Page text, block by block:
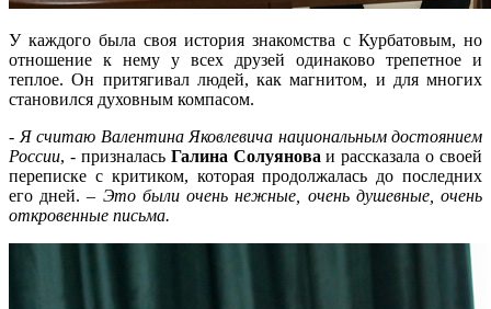
У каждого была своя история знакомства с Курбатовым, но
отношение к нему у всех друзей одинаково трепетное и
теплое. Он притягивал людей, как магнитом, и для многих
становился духовным компасом.
- Я считаю Валентина Яковлевича национальным достоянием
России, - призналась Галина Солуянова и рассказала о своей
переписке с критиком, которая продолжалась до последних
его дней. – Это были очень нежные, очень душевные, очень
откровенные письма.